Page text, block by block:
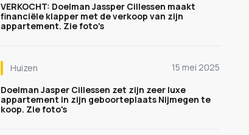
VERKOCHT: Doelman Jassper Cillessen maakt
financiële klapper met de verkoop van zijn
appartement. Zie foto's
Huizen
15 mei 2025
Doelman Jasper Cillessen zet zijn zeer luxe
appartement in zijn geboorteplaats Nijmegen te
koop. Zie foto's